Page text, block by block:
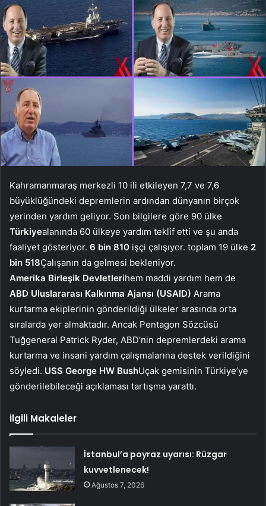
Kahramanmaraş merkezli 10 ili etkileyen 7,7 ve 7,6
büyüklüğündeki depremlerin ardından dünyanın birçok
yerinden yardım geliyor. Son bilgilere göre 90 ülke
Türkiyealanında 60 ülkeye yardım teklif etti ve şu anda
faaliyet gösteriyor. 6 bin 810 işçi çalışıyor. toplam 19 ülke 2
bin 518Çalışanın da gelmesi bekleniyor.
Amerika Birleşik Devletlerihem maddi yardım hem de
ABD Uluslararası Kalkınma Ajansı (USAID) Arama
kurtarma ekiplerinin gönderildiği ülkeler arasında orta
sıralarda yer almaktadır. Ancak Pentagon Sözcüsü
Tuğgeneral Patrick Ryder, ABD’nin depremlerdeki arama
kurtarma ve insani yardım çalışmalarına destek verildiğini
söyledi. USS George HW BushUçak gemisinin Türkiye’ye
gönderilebileceği açıklaması tartışma yarattı.
İlgili Makaleler
İstanbul’a poyraz uyarısı: Rüzgar
kuvvetlenecek!
Ağustos 7, 2026